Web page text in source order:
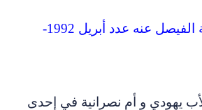
وهذا ما كتبته مجلة الفيصل عنه عدد أبريل 1992-
يهودي و أم نصرانية في إحدى